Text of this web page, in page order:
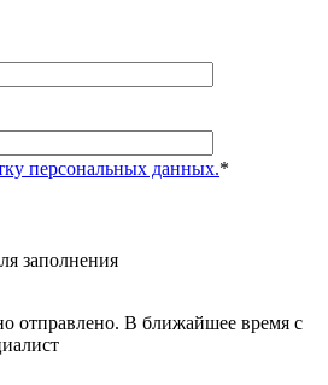
персональных данных.*
заполнения
отправлено. В ближайшее время с